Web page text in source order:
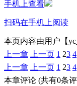
手机上查看
扫码在手机上阅读
本页内容由用户【
上一章
上一页 1 23 4
上一章
上一页 1 23 4
本章评论 (共有0条